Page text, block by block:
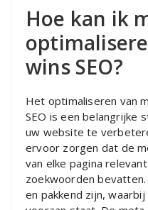
Hoe kan ik
wins SEO?
Het optimaliseren van
SEO is een belangrijke
uw website te
ervoor zorgen dat de
van elke pagina
zoekwoorden
en pakkend zijn,